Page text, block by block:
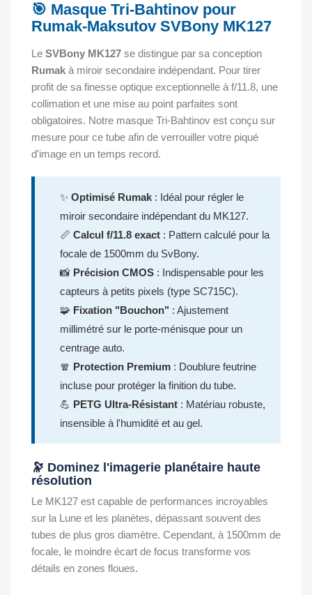
🎯 Masque Tri-Bahtinov pour
Rumak-Maksutov SVBony MK127
Le SVBony MK127 se distingue par sa conception
Rumak à miroir secondaire indépendant. Pour tirer
profit de sa finesse optique exceptionnelle à f/11.8, une
collimation et une mise au point parfaites sont
obligatoires. Notre masque Tri-Bahtinov est conçu sur
mesure pour ce tube afin de verrouiller votre piqué
d'image en un temps record.
✨ Optimisé Rumak : Idéal pour régler le
miroir secondaire indépendant du MK127.
📏 Calcul f/11.8 exact : Pattern calculé pour la
focale de 1500mm du SvBony.
📸 Précision CMOS : Indispensable pour les
capteurs à petits pixels (type SC715C).
🧩 Fixation "Bouchon" : Ajustement
millimétré sur le porte-ménisque pour un
centrage auto.
🧣 Protection Premium : Doublure feutrine
incluse pour protéger la finition du tube.
💪 PETG Ultra-Résistant : Matériau robuste,
insensible à l'humidité et au gel.
🔭 Dominez l'imagerie planétaire haute
résolution
Le MK127 est capable de performances incroyables
sur la Lune et les planètes, dépassant souvent des
tubes de plus gros diamètre. Cependant, à 1500mm de
focale, le moindre écart de focus transforme vos
détails en zones floues.